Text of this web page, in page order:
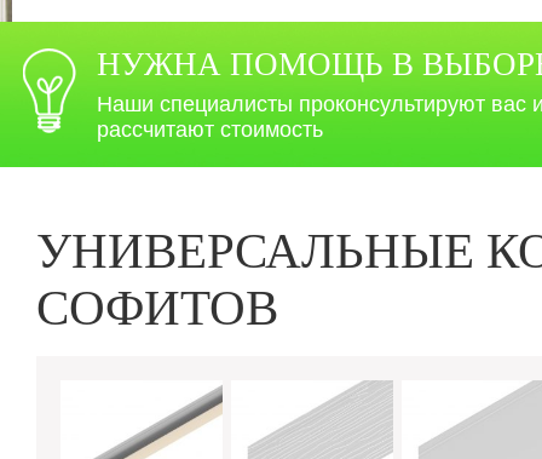
НУЖНА ПОМОЩЬ В
Наши специалисты проконсультируют вас
рассчитают стоимость
УНИВЕРСАЛЬНЫЕ
СОФИТОВ